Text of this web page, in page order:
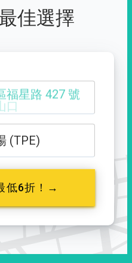
佳選擇
福星路 427 號
(TPE)
低6折！→